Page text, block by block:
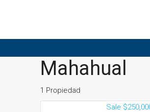
Mahahual
1 Propiedad
Sale